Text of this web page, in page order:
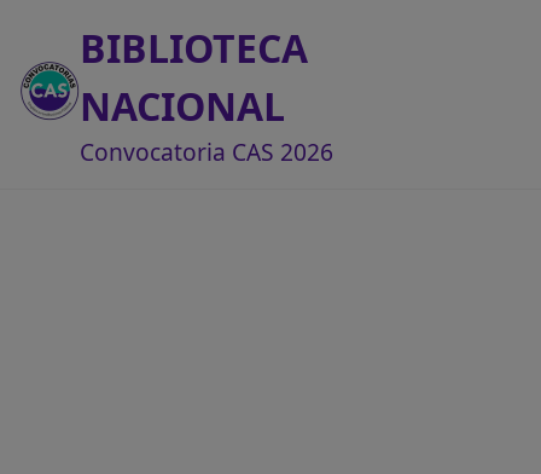
BIBLIOTECA
NACIONAL
Convocatoria CAS 2026